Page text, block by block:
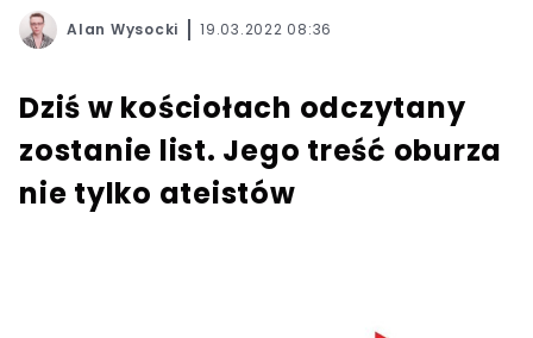
Alan Wysocki 19.03.2022 08:36
Dziś w kościołach odczytany
zostanie list. Jego treść oburza
nie tylko ateistów